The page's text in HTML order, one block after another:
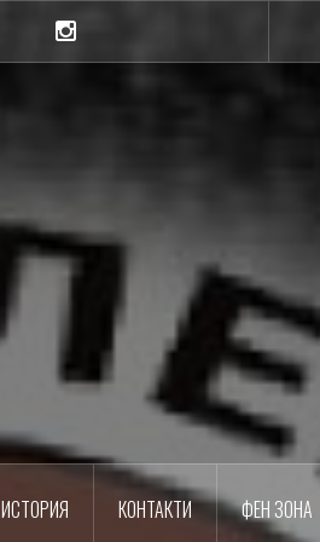
ИСТОРИЯ КОНТАКТИ ФЕН ЗОНА